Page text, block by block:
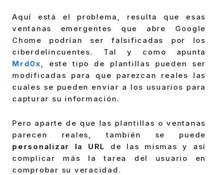
Aquí está el problema, resulta que esas
ventanas emergentes que abre Google
Chome podrían ser falsificadas por los
ciberdelincuentes. Tal y como apunta
Mrd0x, este tipo de plantillas pueden ser
modificadas para que parezcan reales las
cuales se pueden enviar a los usuarios para
capturar su información.
Pero aparte de que las plantillas o ventanas
parecen reales, también se puede
personalizar la URL
de las mismas y así
complicar más la tarea del usuario en
comprobar su veracidad.